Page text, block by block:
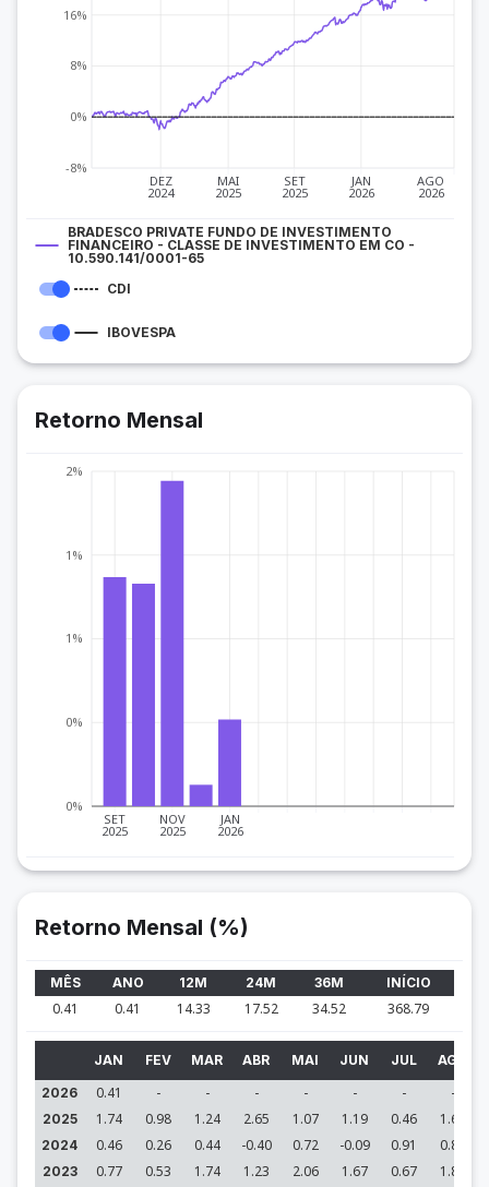
DEZ
2024
MAI
2025
SET
2025
JAN
2026
AGO
2026
-8%
0%
8%
16%
BRADESCO PRIVATE FUNDO DE INVESTIMENTO
FINANCEIRO - CLASSE DE INVESTIMENTO EM CO -
10.590.141/0001-65
CDI
IBOVESPA
Retorno Mensal
SET
2025
NOV
2025
JAN
2026
0%
0%
1%
1%
2%
Retorno Mensal (%)
MÊS ANO 12M 24M 36M INÍCIO
0.41 0.41 14.33 17.52 34.52 368.79
JAN FEV MAR ABR MAI JUN JUL AGO
2026
0.41 - - - - - - -
2025 1.74 0.98 1.24 2.65 1.07 1.19 0.46 1.68
2024 0.46 0.26 0.44 -0.40 0.72 -0.09 0.91 0.86
2023 0.77 0.53 1.74 1.23 2.06 1.67 0.67 1.87